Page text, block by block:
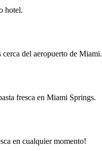
hotel.
cerca del aeropuerto de Miami.
fresca en Miami Springs.
en cualquier momento!